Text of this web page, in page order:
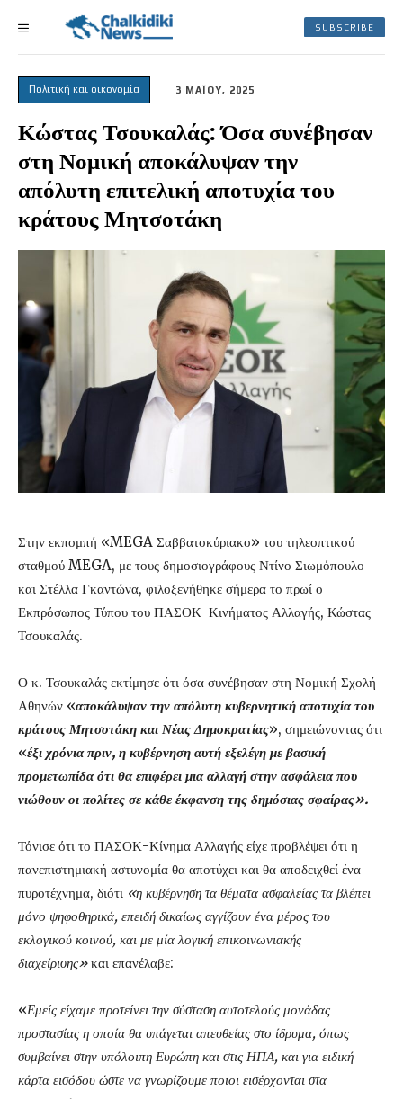
SUBSCRIBE
Πολιτική και οικονομία 3 ΜΑΪΟΥ, 2025
Κώστας Τσουκαλάς: Όσα συνέβησαν
στη Νομική αποκάλυψαν την
απόλυτη επιτελική αποτυχία του
κράτους Μητσοτάκη
Στην εκπομπή «MEGA Σαββατοκύριακο» του τηλεοπτικού
σταθμού MEGA, με τους δημοσιογράφους Ντίνο Σιωμόπουλο
και Στέλλα Γκαντώνα, φιλοξενήθηκε σήμερα το πρωί ο
Εκπρόσωπος Τύπου του ΠΑΣΟΚ-Κινήματος Αλλαγής, Κώστας
Τσουκαλάς.
Ο κ. Τσουκαλάς εκτίμησε ότι όσα συνέβησαν στη Νομική Σχολή
Αθηνών «αποκάλυψαν την απόλυτη κυβερνητική αποτυχία του
κράτους Μητσοτάκη και Νέας Δημοκρατίας», σημειώνοντας ότι
«έξι χρόνια πριν, η κυβέρνηση αυτή εξελέγη με βασική
προμετωπίδα ότι θα επιφέρει μια αλλαγή στην ασφάλεια που
νιώθουν οι πολίτες σε κάθε έκφανση της δημόσιας σφαίρας».
Τόνισε ότι το ΠΑΣΟΚ-Κίνημα Αλλαγής είχε προβλέψει ότι η
πανεπιστημιακή αστυνομία θα αποτύχει και θα αποδειχθεί ένα
πυροτέχνημα, διότι «η κυβέρνηση τα θέματα ασφαλείας τα βλέπει
μόνο ψηφοθηρικά, επειδή δικαίως αγγίζουν ένα μέρος του
εκλογικού κοινού, και με μία λογική επικοινωνιακής
διαχείρισης»και επανέλαβε:
«Εμείς είχαμε προτείνει την σύσταση αυτοτελούς μονάδας
προστασίας η οποία θα υπάγεται απευθείας στο ίδρυμα, όπως
συμβαίνει στην υπόλοιπη Ευρώπη και στις ΗΠΑ, και για ειδική
κάρτα εισόδου ώστε να γνωρίζουμε ποιοι εισέρχονται στα